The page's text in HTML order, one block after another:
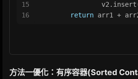
15
16
return arr1 +
方法一優化：有序容器(Sorted